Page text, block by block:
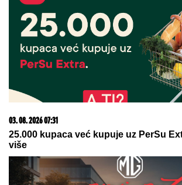
03. 08. 2026 07:31
25.000 kupaca već kupuje uz PerSu
više